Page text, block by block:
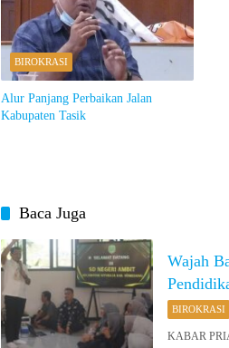
BIROKRASI
Alur Panjang Perbaikan Jalan
Kabupaten Tasik
Baca Juga
Wajah
BIROKRASI
KABAR